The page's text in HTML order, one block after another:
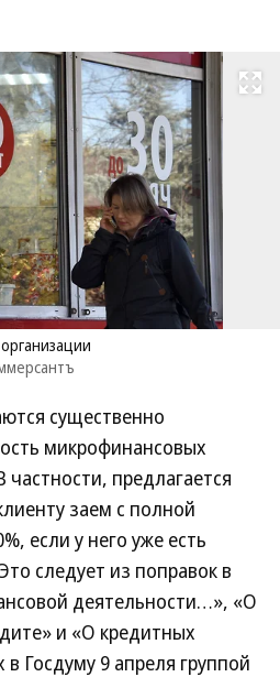
Развернуть
существенно
микрофинансовых
предлагается
заем с полной
если у него уже есть
следует из поправок в
деятельности…», «О
и «О кредитных
Госдуму 9 апреля группой